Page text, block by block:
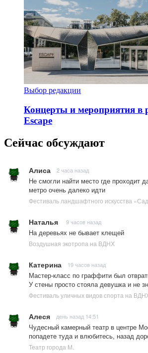
Выбор редакции
Концерты и мероприятия в
Escape
Сейчас обсуждают
Алиса 2 часа назад
Не смогли найти место где проходит
метро очень далеко идти
Фестиваль ландшафтного искусства
Наталья 9 часов назад
На деревьях не бывает клещей
Воздушная экотропа на ВДНХ
Катерина 19 часов назад
Мастер-класс по граффити был
У стены просто стояла девушка и не
Фестиваль уличных видов спорта на
Алеся день назад 14:51
Чудесный камерный театр в центре
попадете туда и влюбитесь, назад
Театр города М.